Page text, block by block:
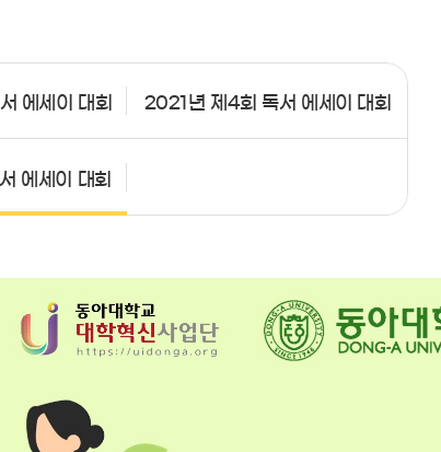
에세이 대회 2021년 제4회 독서 에세이 대회
에세이 대회